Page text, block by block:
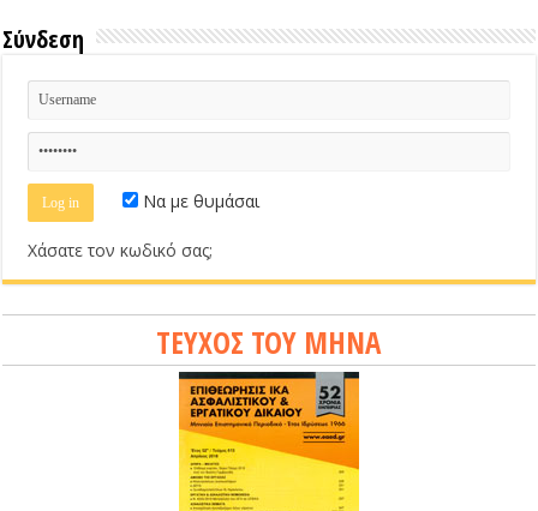
Σύνδεση
Να με θυμάσαι
Χάσατε τον κωδικό σας;
ΤΕΥΧΟΣ ΤΟΥ ΜΗΝΑ